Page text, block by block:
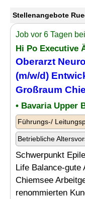
Stellenangebote
Job vor 6 Tagen
Hi Po Executive
Oberarzt
(m/w/d)
Großraum
• Bavaria Upper
Führungs-/
Betriebliche
Schwerpunkt
Life Balance-gute
Chiemsee
renommierten